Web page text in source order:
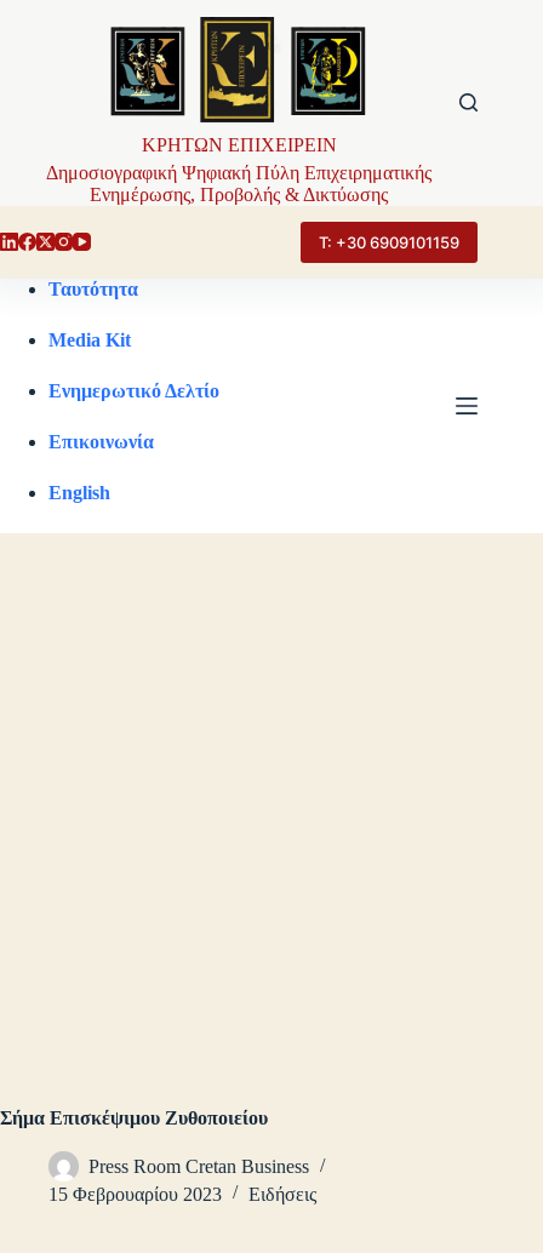
ΚΡΗΤΩΝ ΕΠΙΧΕΙΡΕΙΝ
Δημοσιογραφική Ψηφιακή Πύλη Επιχειρηματικής
Ενημέρωσης, Προβολής & Δικτύωσης
Τ: +30 6909101159
Ταυτότητα
Media Kit
Ενημερωτικό Δελτίο
Επικοινωνία
English
Σήμα Επισκέψιμου Ζυθοποιείου
Press Room Cretan Business
15 Φεβρουαρίου 2023
Ειδήσεις